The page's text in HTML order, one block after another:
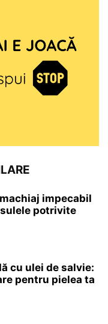
impecabil
potrivite
cu ulei de salvie:
pentru pielea ta